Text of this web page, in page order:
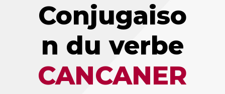
Conjugaiso
n du verbe
CANCANER